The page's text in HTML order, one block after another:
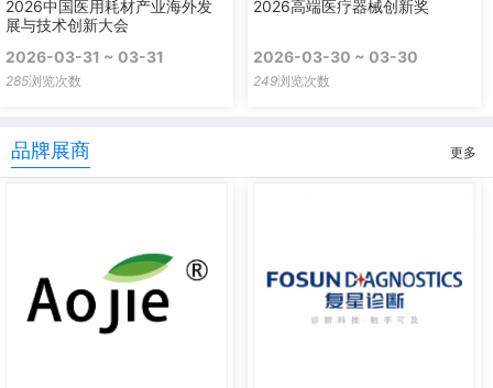
2026中国医用耗材产业海外发
展与技术创新大会
2026-03-31 ~ 03-31
285浏览次数
2026高端医疗器械创新奖
2026-03-30 ~ 03-30
249浏览次数
品牌展商 更多